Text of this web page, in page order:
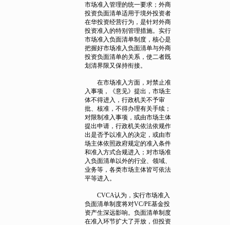
市场准入管理的统一要求；外商
投资负面清单适用于境外投资者
在华投资经营行为，是针对外商
投资准入的特别管理措施。实行
市场准入负面清单制度，核心是
把握好市场准入负面清单与外商
投资负面清单的关系，使二者既
划清界限又保持衔接。
在市场准入方面，对禁止准
入事项，《意见》提出，市场主
体不得进入，行政机关不予审
批、核准，不得办理有关手续；
对限制准入事项，或由市场主体
提出申请，行政机关依法依规作
出是否予以准入的决定，或由市
场主体依照政府规定的准入条件
和准入方式合规进入；对市场准
入负面清单以外的行业、领域、
业务等，各类市场主体皆可依法
平等进入。
CVCA认为，实行市场准入
负面清单制度将对VC/PE基金投
资产生深远影响。负面清单制度
在准入环节扩大了开放，但投资